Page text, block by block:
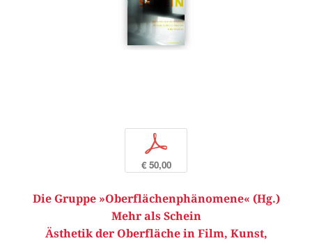
p
€ 50,00
Die Gruppe »Oberflächenphänomene« (Hg.)
Mehr als Schein
Ästhetik der Oberfläche in Film, Kunst,